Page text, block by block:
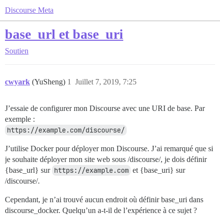
Discourse Meta
base_url et base_uri
Soutien
cwyark (YuSheng) Juillet 7, 2019, 7:25
1
J’essaie de configurer mon Discourse avec une URI de base. Par
exemple :
https://example.com/discourse/
J’utilise Docker pour déployer mon Discourse. J’ai remarqué que si
je souhaite déployer mon site web sous /discourse/, je dois définir
{base_url} sur https://example.com et {base_uri} sur
/discourse/.
Cependant, je n’ai trouvé aucun endroit où définir base_uri dans
discourse_docker. Quelqu’un a-t-il de l’expérience à ce sujet ?